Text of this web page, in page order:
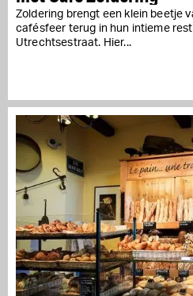
Zoldering brengt een klein beetje
cafésfeer terug in hun intieme
Utrechtsestraat. Hier...